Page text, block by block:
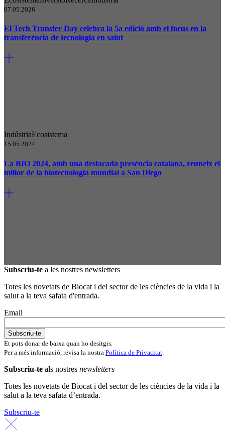
07.05.2026
El Tech Transfer Day celebra la 5a edició amb el focus en la
transferència de tecnologia en salut
IndústriaEcosistema
15.05.2024
La BIO 2024, amb una destacada presència catalana, reuneix el
millor de la biotecnologia mundial a San Diego
Subscriu-te a les nostres newsletters
Totes les novetats de Biocat i del sector de les ciències de la vida i la
salut a la teva safata d'entrada.
Email
Et pots donar de baixa quan ho desitgis.
Per a més informació, revisa la nostra Política de Privacitat
Subscriu-te als nostres newsletters
Totes les novetats de Biocat i del sector de les ciències de la vida i la
salut a la teva safata d’entrada.
Subscriu-te